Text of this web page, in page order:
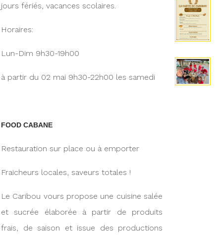
jours fériés, vacances scolaires.
Horaires:
Lun-Dim 9h30-19h00
à partir du 02 mai 9h30-22h00 les samedi
FOOD CABANE
Restauration sur place ou à emporter
Fraicheurs locales, saveurs totales !
Le Caribou vours propose une cuisine salée
et sucrée élaborée à partir de produits
frais, de saison et issue des productions